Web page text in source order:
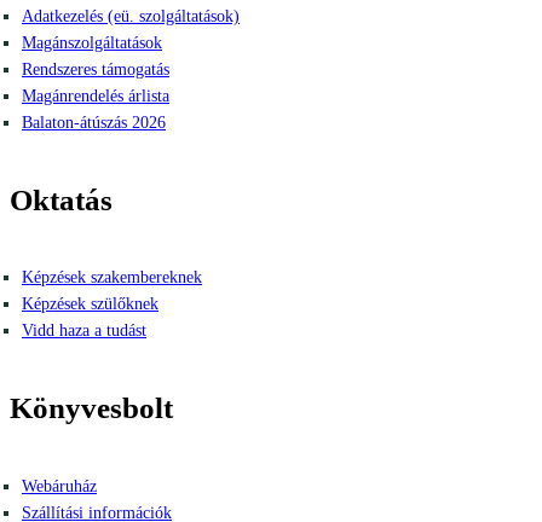
Adatkezelés (eü. szolgáltatások)
Magánszolgáltatások
Rendszeres támogatás
Magánrendelés árlista
Balaton-átúszás 2026
Oktatás
Képzések szakembereknek
Képzések szülőknek
Vidd haza a tudást
Könyvesbolt
Webáruház
Szállítási információk